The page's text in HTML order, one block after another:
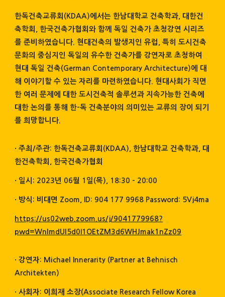
한독건축교류회(KDAA)에서는 한남대학교 건축학과, 대한건
축학회, 한국건축가협회와 함께 독일 건축가 초청강연 시리즈
를 준비하였습니다. 현대건축의 발생지인 유럽, 특히 도시건축
문화의 중심지인 독일의 유수한 건축가를 강연자로 초청하여
현대 독일 건축(German Contemporary Architecture)에 대
해 이야기할 수 있는 자리를 마련하였습니다. 현대사회가 직면
한 여러 문제에 대한 도시건축적 솔루션과 지속가능한 건축에
대한 논의를 통해 한-독 건축분야의 의미있는 교류의 장이 되기
를 희망합니다.
· 주최/주관: 한독건축교류회(KDAA), 한남대학교 건축학과, 대
한건축학회, 한국건축가협회
· 일시: 2023년 06월 1일(목), 18:30 – 20:00
· 방식: 비대면 Zoom, ID: 904 177 9968 Password: 5Vj4ma
https://us02web.zoom.us/j/9041779968?
pwd=WnlmdUl5d0I1OEtZM3d6WHJmak1nZz09
· 강연자: Michael Innerarity (Partner at Behnisch
Architekten)
· 사회자: 이희재 소장(Associate Research Fellow Korea